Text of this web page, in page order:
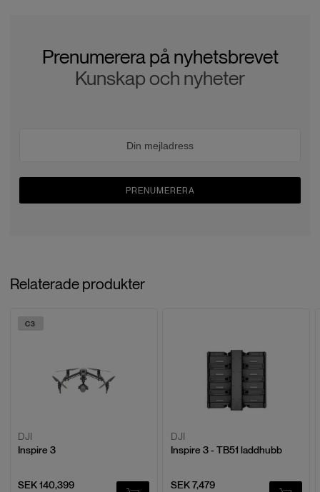
Prenumerera på nyhetsbrevet
Kunskap och nyheter
PRENUMERERA
Relaterade produkter
C3
DJI
Inspire 3
SEK 140,399
DJI
Inspire 3 - TB51 laddhubb
SEK 7,479